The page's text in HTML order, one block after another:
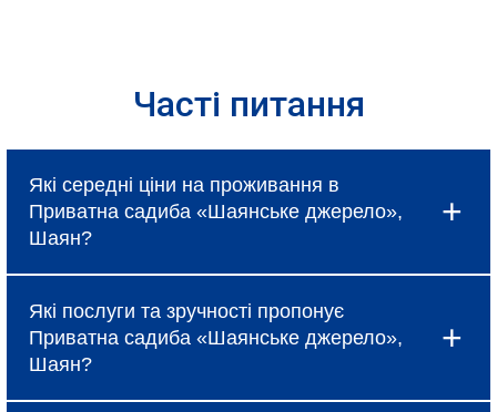
Часті питання
Які середні ціни на проживання в
Приватна садиба «Шаянське джерело»,
Шаян?
Шаян коливаються і залежать від вибраного
типу номеру, сезону та наявності спеціальних
пропозицій, про які можна дізнатися під час
бронювання.
Які послуги та зручності пропонує
Приватна садиба «Шаянське джерело»,
Шаян?